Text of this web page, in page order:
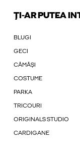
ȚI-AR PUTEA
BLUGI
GECI
CĂMĂȘI
COSTUME
PARKA
TRICOURI
ORIGINALS STUDIO
CARDIGANE